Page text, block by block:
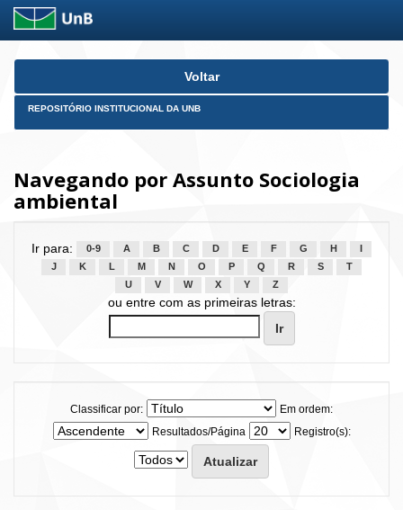
Skip
Voltar
REPOSITÓRIO INSTITUCIONAL DA UNB
Navegando por Assunto Sociologia
ambiental
Ir para: 0-9 A B C D E F G H
J
K L M N O P Q R S
T
U
V W X Y Z
ou entre com as primeiras letras:
Classificar por:
Em ordem:
Resultados/Página
Registro(s):